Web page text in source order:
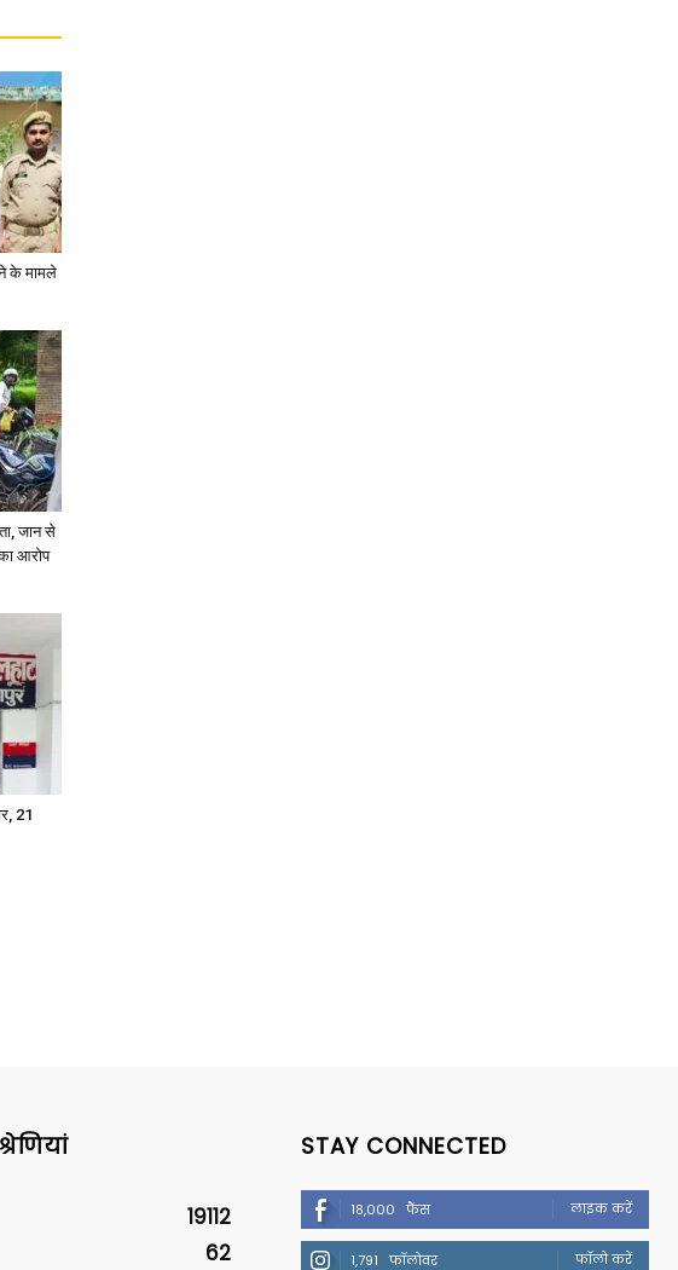
के मामले
जान से
आरोप
21
19112
62
STAY CONNECTED
18,000 फैंस लाइक करें
1,791 फॉलोवर फॉलो करें